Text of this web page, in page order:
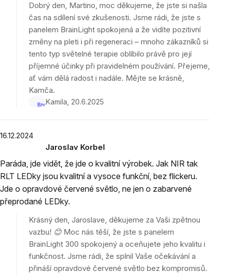
hvězdiček.
Kamila 20.6.2025
Dobrý den, Martino, moc děkujeme, že jste si našla
čas na sdílení své zkušenosti. Jsme rádi, že jste s
panelem BrainLight spokojená a že vidíte pozitivní
změny na pleti i při regeneraci – mnoho zákazníků si
tento typ světelné terapie oblíbilo právě pro její
příjemné účinky při pravidelném používání. Přejeme,
ať vám dělá radost i nadále. Mějte se krásně,
Kamča.
Jaroslav Korbel
produktu
je
5
z
hvězdiček.
16.12.2024
Paráda, jde vidět, že jde o kvalitní výrobek. Jak NIR tak
RLT LEDky jsou kvalitní a vysoce funkční, bez flickeru.
Jde o opravdové červené světlo, ne jen o zabarvené
přeprodané LEDky.
Krásný den, Jaroslave, děkujeme za Vaši zpětnou
vazbu! 😊 Moc nás těší, že jste s panelem
BrainLight 300 spokojený a oceňujete jeho kvalitu i
funkčnost. Jsme rádi, že splnil Vaše očekávání a
přináší opravdové červené světlo bez kompromisů.